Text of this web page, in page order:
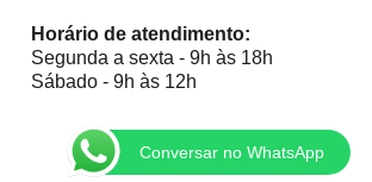
Horário de atendimento:
Segunda a sexta - 9h às 18h
Sábado - 9h às 12h
Conversar no WhatsApp